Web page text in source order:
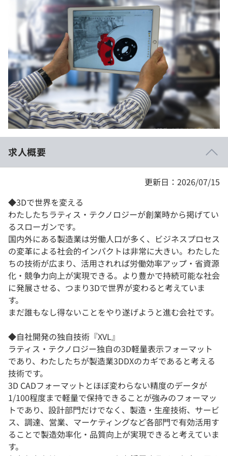
イベント・セミナー
インタビュー
就活成功ガイド
ナレッジ
リファレンス
プラン
個人向けプラン
法人向けプラン
契約内容・クーポン
評価結果一覧
再チャレンジ結果一覧
Tech Team Journal
paiza times
note
paizaとは？
求人概要
更新日：2026/07/15
◆3Dで世界を変える
わたしたちラティス・テクノロジーが創業時から掲げてい
るスローガンです。
国内外にある製造業は労働人口が多く、ビジネスプロセス
の変革による社会的インパクトは非常に大きい。わたした
ちの技術が広まり、活用されれば労働効率アップ・省資源
化・競争力向上が実現できる。より豊かで持続可能な社会
に発展させる、つまり3Dで世界が変わると考えていま
す。
まだ誰もなし得ないことをやり遂げようと進む会社です。
◆自社開発の独自技術『XVL』
ラティス・テクノロジー独自の3D軽量表示フォーマット
であり、わたしたちが製造業3DDXのカギであると考える
技術です。
3D CADフォーマットとほぼ変わらない精度のデータが
1/100程度まで軽量で保持できることが強みのフォーマッ
トであり、設計部門だけでなく、製造・生産技術、サービ
ス、調達、営業、マーケティングなど各部門で有効活用す
ることで製造効率化・品質向上が実現できると考えていま
す。